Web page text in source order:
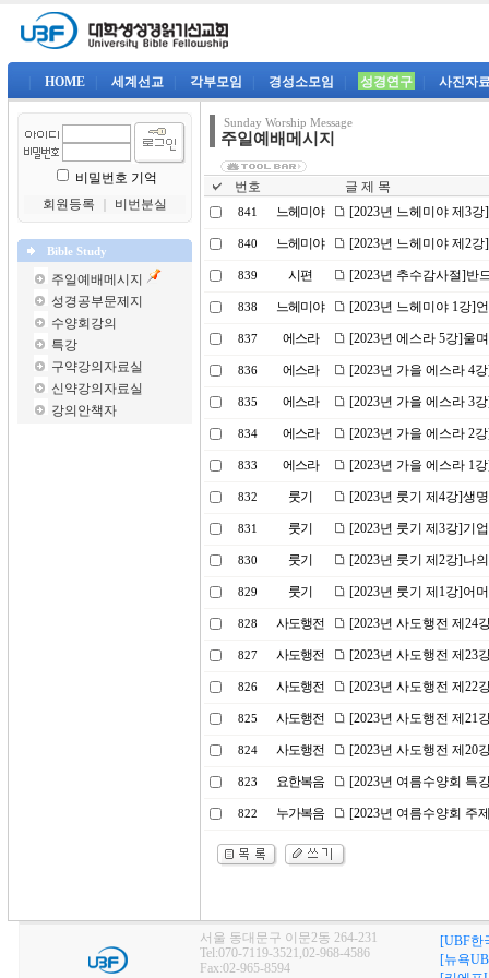
HOME 세계선교 각부모임 경성소모임 성경연구 사진자
비밀번호 기억
회원등록
비번분실
Bible Study
주일예배메시지
성경공부문제지
수양회강의
특강
구약강의자료실
신약강의자료실
강의안책자
Sunday Worship Message
주일예배메시지
번호 글 제 목
841 느헤미야 [2023년 느헤미야 제3
840 느헤미야 [2023년 느헤미야 제2
839 시편 [2023년 추수감사절]반
838 느헤미야 [2023년 느헤미야 1강]
837 에스라 [2023년 에스라 5강]울
836 에스라 [2023년 가을 에스라 4
835 에스라 [2023년 가을 에스라 3
834 에스라 [2023년 가을 에스라 2
833 에스라 [2023년 가을 에스라 1
832 룻기 [2023년 룻기 제4강]생
831 룻기 [2023년 룻기 제3강]기
830 룻기 [2023년 룻기 제2강]나
829 룻기 [2023년 룻기 제1강]어
828 사도행전 [2023년 사도행전 제24
827 사도행전 [2023년 사도행전 제23
826 사도행전 [2023년 사도행전 제22
825 사도행전 [2023년 사도행전 제21
824 사도행전 [2023년 사도행전 제20
823 요한복음 [2023년 여름수양회 특
822 누가복음 [2023년 여름수양회 주
서울 동대문구 이문2동 264-231
Tel:070-7119-3521,02-968-4586
Fax:02-965-8594
[UBF한
[뉴욕